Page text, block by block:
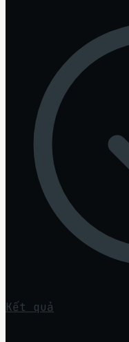
Kết quả